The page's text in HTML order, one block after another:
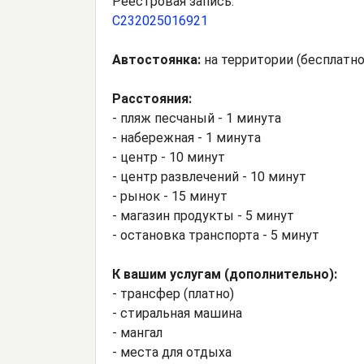
С232025016921
Автостоянка: на территории
Расстояния:
- пляж песчаный - 1 минута
- набережная - 1 минута
- центр - 10 минут
- центр развлечений - 10 минут
- рынок - 15 минут
- магазин продукты - 5 минут
- остановка транспорта - 5 минут
К вашим услугам (дополнительно):
- трансфер (платно)
- стиральная машина
- мангал
- места для отдыха